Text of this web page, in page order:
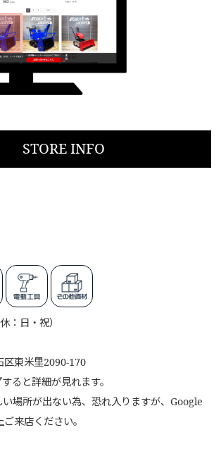
STORE INFO
：日・祝）
区東米里2090-170
ると詳細が見れます。
場所が出ない為、恐れ入りますが、Google
来店ください。